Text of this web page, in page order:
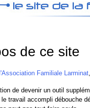
de ce site
Familiale Larminat
de devenir un outil
travail accompli débouche